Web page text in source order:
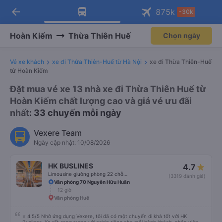
Tải app Vexere ngay!
Nhận ưu đãi thành viên độc
Mở app
Tải app Vexere
-30k/ghế khi đặt vé máy bay qua
Mở app
arrow_back 875k -30k
Hoàn Kiếm Thừa Thiên Huế Chọn ngày
Vé xe khách xe đi Thừa Thiên-Huế từ Hà Nội
xe đi Thừa Thiên-Huế
từ Hoàn Kiếm
Đặt mua vé xe 13 nhà xe đi Thừa Thiên Huế từ
Hoàn Kiếm chất lượng cao và giá vé ưu đãi
nhất: 33 chuyến mỗi ngày
Vexere Team
Ngày cập nhật: 10/08/2026
HK BUSLINES 4.7
(3319 đánh giá)
Văn phòng 70 Nguyễn Hữu Huân
12 giờ
Văn phòng Huế
⭐ 4.5/5 Nhờ ứng dụng Vexere, tôi đã có một chuyến đi khá tốt với HK